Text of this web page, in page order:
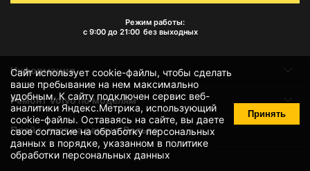
Сайт использует cookie-файлы, чтобы сделать
ваше пребывание на нем максимально
удобным. К cайту подключен сервис веб-
аналитики Яндекс.Метрика, использующий
cookie-файлы. Оставаясь на сайте, вы даете
своесогласие на обработку персональных
данных в порядке, указанном в политике
обработки персональных данных
Принять
Режим работы:
с 9:00 до 21:00 без выходных
Информация
Ремонт Volvo по моделям
Прайс-лист на ремонт Вольво